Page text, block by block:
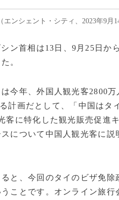
ンシェント・シティ、2023年9月
ン首相は13日、9月25日か
。
今年、外国人観光客2800万
計画だとして、「中国はタ
に特化した観光販売促進
について中国人観光客に説
と、今回のタイのビザ免除
ことです。オンライン旅行